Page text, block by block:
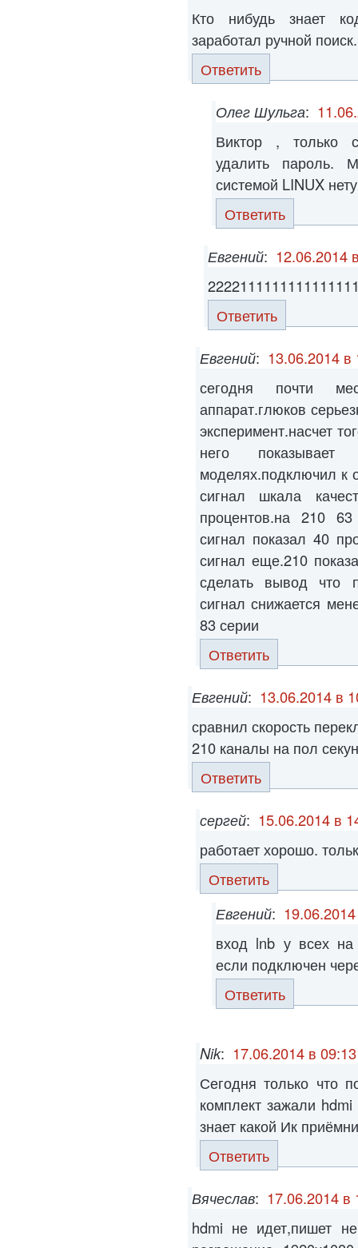
Кто нибудь знает
заработал ручной поиск.
Ответить
Олег Шульга:
Виктор , только
удалить пароль.
системой LINUX
Ответить
Евгений: 12.06.2014
Ответить
Евгений: 13.06.2014 в
сегодня почти
аппарат.глюков
эксперимент.насчет
него
моделях.подключил к
сигнал шкала
процентов.на 210
сигнал показал 40
сигнал еще.210
сделать вывод что
сигнал снижается
83 серии
Ответить
Евгений: 13.06.2014 в
сравнил скорость
210 каналы на пол
Ответить
сергей: 15.06.2014 в
работает хорошо.
Ответить
Евгений:
вход lnb у всех на
если подключен
Ответить
Nik: 17.06.2014 в 09:13
Сегодня только что
комплект зажали
знает какой Ик
Ответить
Вячеслав: 17.06.2014 в
hdmi не идет,пишет